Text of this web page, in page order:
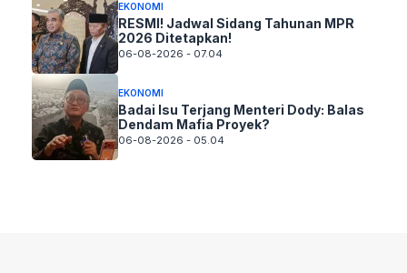
EKONOMI
RESMI! Jadwal Sidang Tahunan MPR
2026 Ditetapkan!
06-08-2026 - 07.04
EKONOMI
Badai Isu Terjang Menteri Dody: Balas
Dendam Mafia Proyek?
06-08-2026 - 05.04